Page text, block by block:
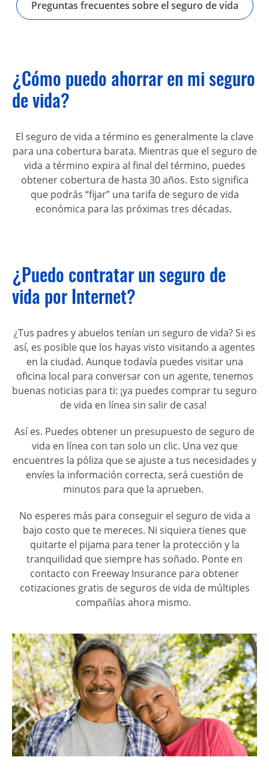
Preguntas frecuentes sobre el seguro de vida
¿Cómo puedo ahorrar en mi seguro
de vida?
El seguro de vida a término es generalmente la clave
para una cobertura barata. Mientras que el seguro de
vida a término expira al final del término, puedes
obtener cobertura de hasta 30 años. Esto significa
que podrás “fijar”una tarifa de seguro de vida
económica para las próximas tres décadas.
¿Puedo contratar un seguro de
vida por Internet?
¿Tus padres y abuelos tenían un seguro de vida? Si es
así, es posible que los hayas visto visitando a agentes
en la ciudad. Aunque todavía puedes visitar una
oficina local para conversarcon un agente, tenemos
buenas noticias para ti: ¡ya puedes comprartu seguro
de vida en línea sin salir de casa!
Así es. Puedes obtener un presupuesto de seguro de
vida en línea con tan solo un clic. Una vez que
encuentres la póliza quese ajuste a tus necesidades y
envíes la información correcta, será cuestión de
minutos para que la aprueben.
No esperes más para conseguir el seguro de vida a
bajo costo quete mereces. Ni siquiera tienes que
quitarte el pijama para tenerla protección y la
tranquilidad que siempre has soñado. Ponte en
contacto con Freeway Insurance para obtener
cotizaciones gratis de seguros de vida de múltiples
compañías ahora mismo.